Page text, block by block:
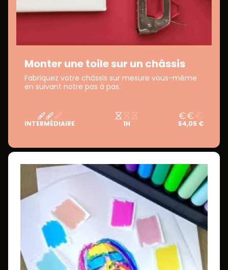
Monter une toile sur un châssis
Fabriquez votre châssis sur mesure vous-même
en suivant notre pas à pas.
INTERMÉDIAIRE 1H 54,05 €